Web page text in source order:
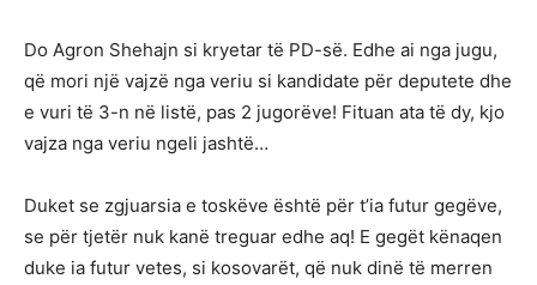
Do Agron Shehajn si kryetar të PD-së. Edhe ai nga jugu,
që mori një vajzë nga veriu si kandidate për deputete dhe
e vuri të 3-n në listë, pas 2 jugorëve! Fituan ata të dy, kjo
vajza nga veriu ngeli jashtë…
Duket se zgjuarsia e toskëve është për t’ia futur gegëve,
se për tjetër nuk kanë treguar edhe aq! E gegët kënaqen
duke ia futur vetes, si kosovarët, që nuk dinë të merren